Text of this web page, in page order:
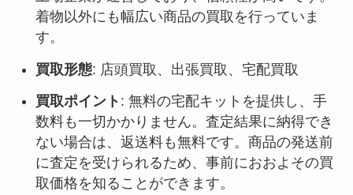
着物以外にも幅広い商品の買取を行っていま
す。
買取形態: 店頭買取、出張買取、宅配買取
買取ポイント : 無料の宅配キットを提供し、手
数料も一切かかりません。査定結果に納得でき
ない場合は、返送料も無料です。商品の発送前
に査定を受けられるため、事前におおよその買
取価格を知ることができます。